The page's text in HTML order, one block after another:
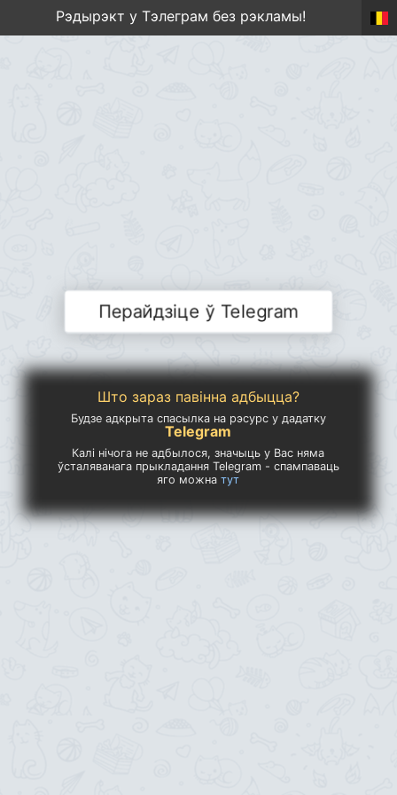
Рэдырэкт у Тэлеграм без рэкламы!
Перайдзіце ў Telegram
Што зараз павінна адбыцца?
Будзе адкрыта спасылка на рэсурс у дадатку
Telegram
Калі нічога не адбылося, значыць у Вас няма
ўсталяванага прыкладання Telegram - спампаваць
яго можнатут